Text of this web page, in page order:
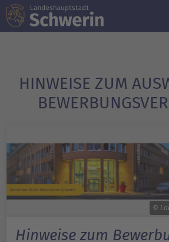
HINWEISE ZUM
©
Hinweise zum